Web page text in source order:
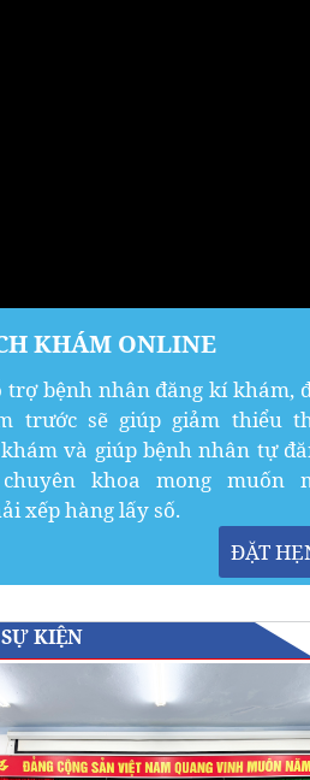
KHÁM ONLINE
trợ bệnh nhân đăng kí khám,
trước sẽ giúp giảm thiểu
và giúp bệnh nhân tự
khoa mong muốn
xếp hàng lấy số.
ĐẶT
KIỆN